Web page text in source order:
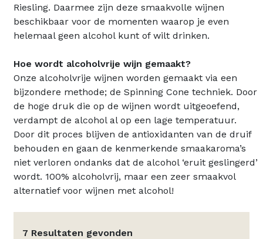
Riesling. Daarmee zijn deze smaakvolle wijnen
beschikbaar voor de momenten waarop je even
helemaal geen alcohol kunt of wilt drinken.
Hoe wordt alcoholvrije wijn gemaakt?
Onze alcoholvrije wijnen worden gemaakt via een
bijzondere methode; de Spinning Cone techniek. Door
de hoge druk die op de wijnen wordt uitgeoefend,
verdampt de alcohol al op een lage temperatuur.
Door dit proces blijven de antioxidanten van de druif
behouden en gaan de kenmerkende smaakaroma’s
niet verloren ondanks dat de alcohol ‘eruit geslingerd’
wordt. 100% alcoholvrij, maar een zeer smaakvol
alternatief voor wijnen met alcohol!
7 Resultaten gevonden